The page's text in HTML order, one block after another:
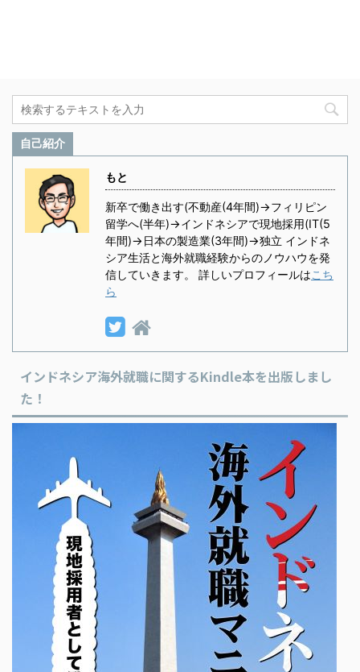
自己紹介
もと
新卒で働き出す(不動産(4年間)→フィリピン
留学へ(半年)→インドネシアで現地採用(IT(5
年間)→日本の製造業(3年間)→独立 インドネ
シア生活と海外就職経験からのノウハウを発
信していきます。 詳しいプロフィールはこち
ら
インドネシア海外就職に関するKindle本を出版しまし
た！